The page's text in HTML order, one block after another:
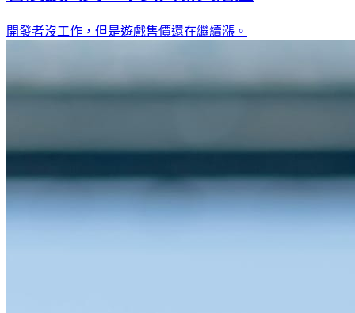
開發者沒工作，但是遊戲售價還在繼續漲。